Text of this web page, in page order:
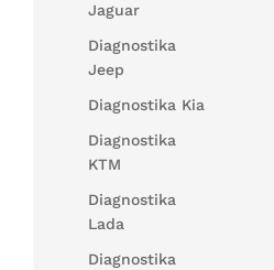
Jaguar
Diagnostika
Jeep
Diagnostika Kia
Diagnostika
KTM
Diagnostika
Lada
Diagnostika